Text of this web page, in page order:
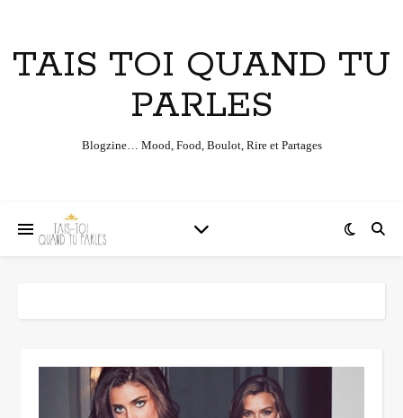
TAIS TOI QUAND TU
PARLES
Blogzine… Mood, Food, Boulot, Rire et Partages